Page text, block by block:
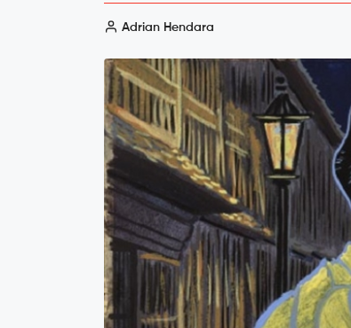
Adrian Hendara